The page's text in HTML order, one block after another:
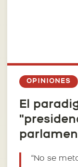
OPINIONES
El
“No se